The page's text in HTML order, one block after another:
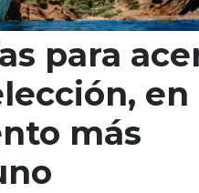
para
, en
más